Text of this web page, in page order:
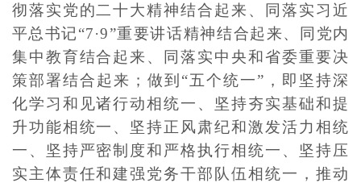
彻落实党的二十大精神结合起来、同落实习近
平总书记“7·9”重要讲话精神结合起来、同党内
集中教育结合起来、同落实中央和省委重要决
策部署结合起来；做到“五个统一”，即坚持深
化学习和见诸行动相统一、坚持夯实基础和提
升功能相统一、坚持正风肃纪和激发活力相统
一、坚持严密制度和严格执行相统一、坚持压
实主体责任和建强党务干部队伍相统一，推动